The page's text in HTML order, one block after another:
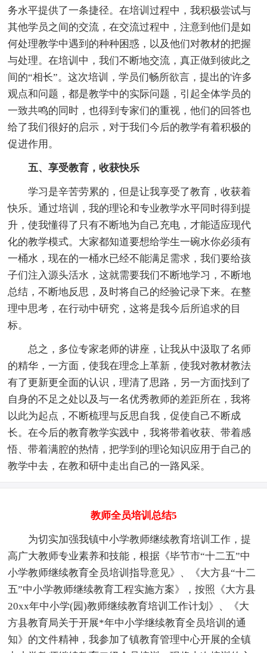
务水平提供了一条捷径。在培训过程中，我积极尝试与
其他学员之间的交流，在交流过程中，注意到他们是如
何处理教学中遇到的种种困惑，以及他们对教材的把握
与处理。在培训中，我们不断地交流，真正做到彼此之
间的“相长”。这次培训，学员们畅所欲言，提出的'许多
观点和问题，都是教学中的实际问题，引起全体学员的
一致共鸣的同时，也得到专家们的重视，他们的回答也
给了我们很好的启示，对于我们今后的教学有着积极的
促进作用。
五、享受教育，收获快乐
学习是辛苦劳累的，但是让我享受了教育，收获着
快乐。通过培训，我的理论和专业教学水平同时得到提
升，使我懂得了只有不断地为自己充电，才能适应现代
化的教学模式。大家都知道要想给学生一碗水你必须有
一桶水，现在的一桶水已经不能满足需求，我们要给孩
子们注入源头活水，这就需要我们不断地学习，不断地
总结，不断地反思，及时将自己的经验记录下来。在整
理中思考，在行动中研究，这将是我今后所追求的目
标。
总之，多位专家老师的讲座，让我从中汲取了名师
的精华，一方面，使我在理念上革新，使我对教材教法
有了更新更全面的认识，理清了思路，另一方面找到了
自身的不足之处以及与一名优秀教师的差距所在，我将
以此为起点，不断梳理与反思自我，促使自己不断成
长。在今后的教育教学实践中，我将带着收获、带着感
悟、带着满腔的热情，把学到的理论知识应用于自己的
教学中去，在教和研中走出自己的一路风采。
教师全员培训总结5
为切实加强我镇中小学教师继续教育培训工作，提
高广大教师专业素养和技能，根据《毕节市“十二五”中
小学教师继续教育全员培训指导意见》、《大方县“十二
五”中小学教师继续教育工程实施方案》，按照《大方县
20xx年中小学(园)教师继续教育培训工作计划》、《大
方县教育局关于开展*年中小学继续教育全员培训的通
知》的文件精神，我参加了镇教育管理中心开展的全镇